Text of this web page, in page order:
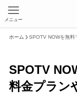
メニュー
ホーム SPOTV NOWを無料
SPOTV
料金プラン